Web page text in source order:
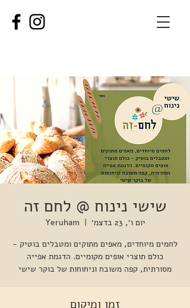
שישי נינוח @ לחם זה
יום ו׳, 23 בדצמ׳
  |
Yeruham
לחמים מיוחדים, מאפים מתוקים ומטבלים בוטיק -
כולם תוצרי אופים מקומיים. הדגמת אפייה
מסורתית, קפה משובח וניחוחות של בוקר שישי
זמן ומיקום